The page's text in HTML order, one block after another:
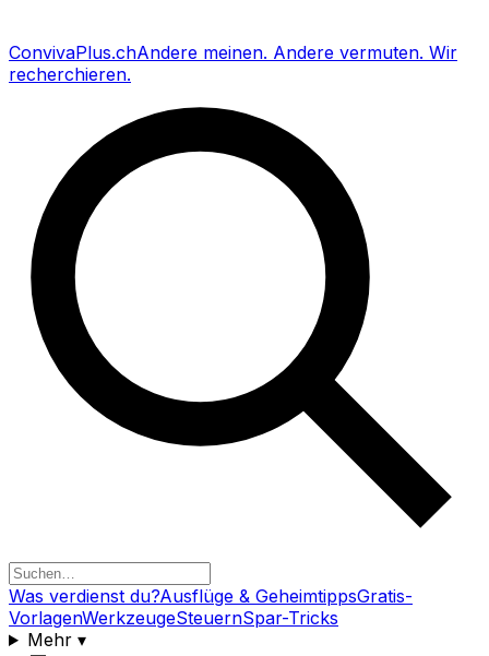
ConvivaPlus.chAndere meinen. Andere vermuten. Wir
recherchieren.
Was verdienst du?Ausflüge & GeheimtippsGratis-
VorlagenWerkzeugeSteuernSpar-Tricks
Mehr▾